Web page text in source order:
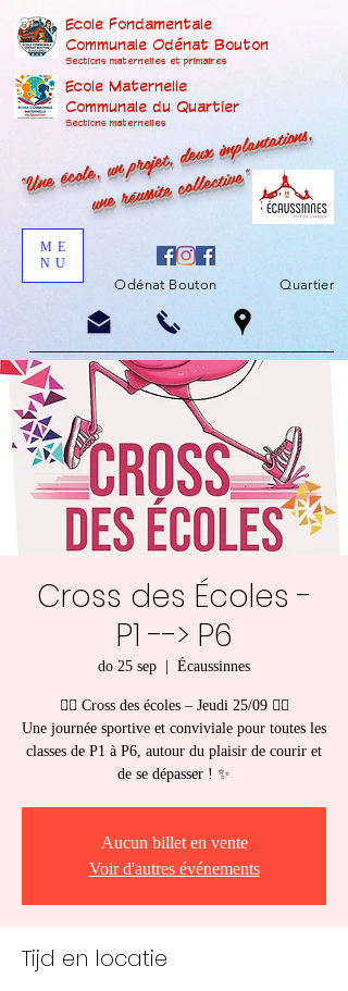
Ecole Fondamentale
Communale Odénat Bouton
Sections maternelles et primaires
Ecole Maternelle
Communale du Quartier
Sections maternelles
"Une école, un projet, deux implantations,
une réussite collective"
ME
NU
Odénat Bouton Quartier
Cross des Écoles -
P1 --> P6
do 25 sep Écaussinnes
🏃‍♂️ Cross des écoles – Jeudi 25/09 🏃‍♀️
Une journée sportive et conviviale pour toutes les
classes de P1 à P6, autour du plaisir de courir et
de se dépasser ! ✨
Aucun billet en vente
Voir d'autres événements
Tijd en locatie